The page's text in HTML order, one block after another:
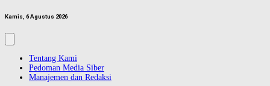
Kamis, 6 Agustus 2026
Tentang Kami
Pedoman Media Siber
Manajemen dan Redaksi